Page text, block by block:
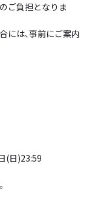
ご負担となりま
には、事前にご案内
(日)23:59